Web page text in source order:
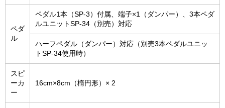
ペダ
ル
ペダル1本（SP-3）付属、端子×1（ダンパー）、3本ペダ
ルユニットSP-34（別売）対応
ハーフペダル（ダンパー）対応（別売3本ペダルユニッ
トSP-34使用時）
スピ
ーカ
ー
16cm×8cm（楕円形）× 2